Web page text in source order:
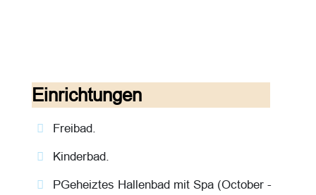
Einrichtungen
Freibad.
Kinderbad.
PGeheiztes Hallenbad mit Spa (October -